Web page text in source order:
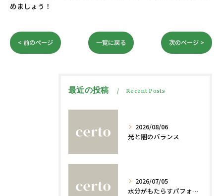
めましょう！
< 前のページ 一覧に戻る 次のページ >
最近の投稿 Recent Posts
2026/08/06
光と闇のバランス
2026/07/05
水分がもたらすパフォーマンスへの影響